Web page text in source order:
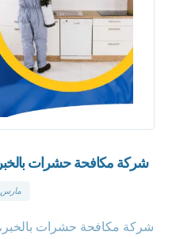
شركة مكافحة حشرات بالخبر 0544287674 عروض
مارس 13,
شركة مكافحة حشرات